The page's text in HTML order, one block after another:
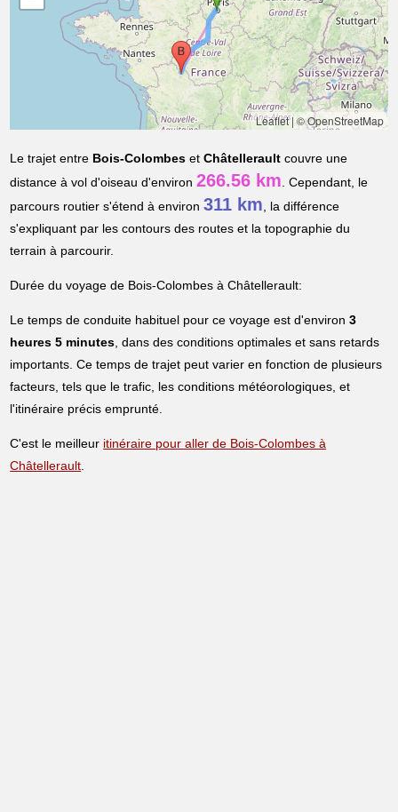
Leaflet|© OpenStreetMap
Le trajet entre Bois-Colombes etChâtellerault couvre une
distance à vol d'oiseau d'environ266.56 km. Cependant, le
parcours routier s'étend à environ311 km, la différence
s'expliquant par les contours des routes et la topographie du
terrain à parcourir.
Durée du voyage de Bois-Colombes à Châtellerault:
Le temps de conduite habituel pour ce voyage est d'environ3
heures 5 minutes, dans des conditions optimales et sans retards
importants. Ce temps de trajet peut varier en fonction de plusieurs
facteurs, tels que le trafic, les conditions météorologiques, et
l'itinéraire précis emprunté.
C'est le meilleur itinéraire pour aller de Bois-Colombes à
Châtellerault.